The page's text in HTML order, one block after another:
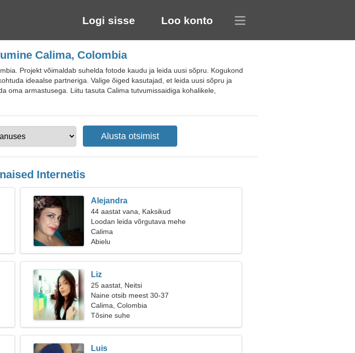
Logi sisse Loo konto
Calima, Colombia
Projekt võimaldab suhelda fotode kaudu ja leida uusi sõpru. Kogukond
ideaalse partneriga. Valige õiged kasutajad, et leida uusi sõpru ja
oma armastusega. Liitu tasuta Calima tutvumissaidiga kohalikele,
Internetis
Alejandra
44 aastat vana, Kaksikud
Loodan leida võrgutava mehe
Calima
Abielu
Liz
25 aastat, Neitsi
Naine otsib meest 30-37
Calima, Colombia
Tõsine suhe
Luis